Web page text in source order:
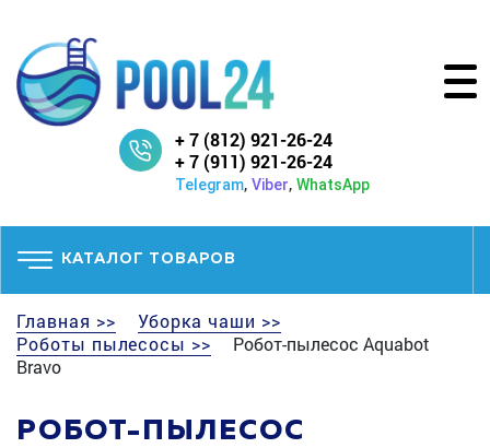
+ 7 (812) 921-26-24
+ 7 (911) 921-26-24
Telegram, Viber, WhatsApp
КАТАЛОГ ТОВАРОВ
Главная >>
Уборка чаши >>
Роботы пылесосы >>
Робот-пылесоc Aquabot
Bravo
РОБОТ-ПЫЛЕСОC